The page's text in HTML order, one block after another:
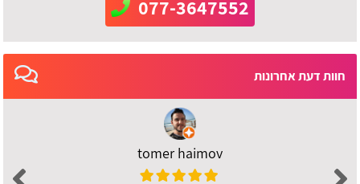
077-3647552
חוות דעת אחרונות
tomer haimov